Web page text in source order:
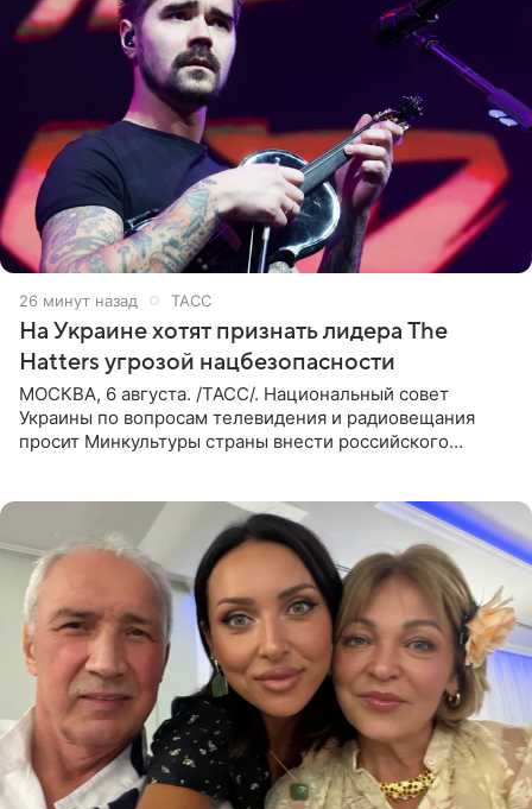
26 минут назад ТАСС
На Украине хотят признать лидера The
Hatters угрозой нацбезопасности
МОСКВА, 6 августа. /ТАСС/. Национальный совет
Украины по вопросам телевидения и радиовещания
просит Минкультуры страны внести российского